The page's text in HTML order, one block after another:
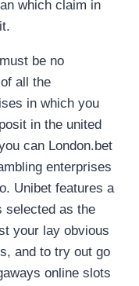
which claim in
be no
all the
in which you
in the united
can London.bet
enterprises
Unibet features a
selected as the
your lay obvious
and to try out go
online slots